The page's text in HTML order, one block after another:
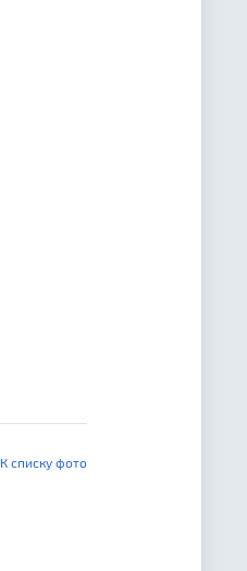
К списку фото